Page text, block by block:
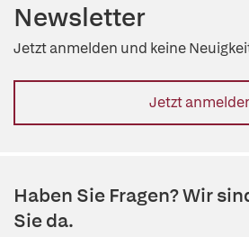
Newsletter
Jetzt anmelden und keine
Jetzt
Haben Sie Fragen? Wir
Sie da.